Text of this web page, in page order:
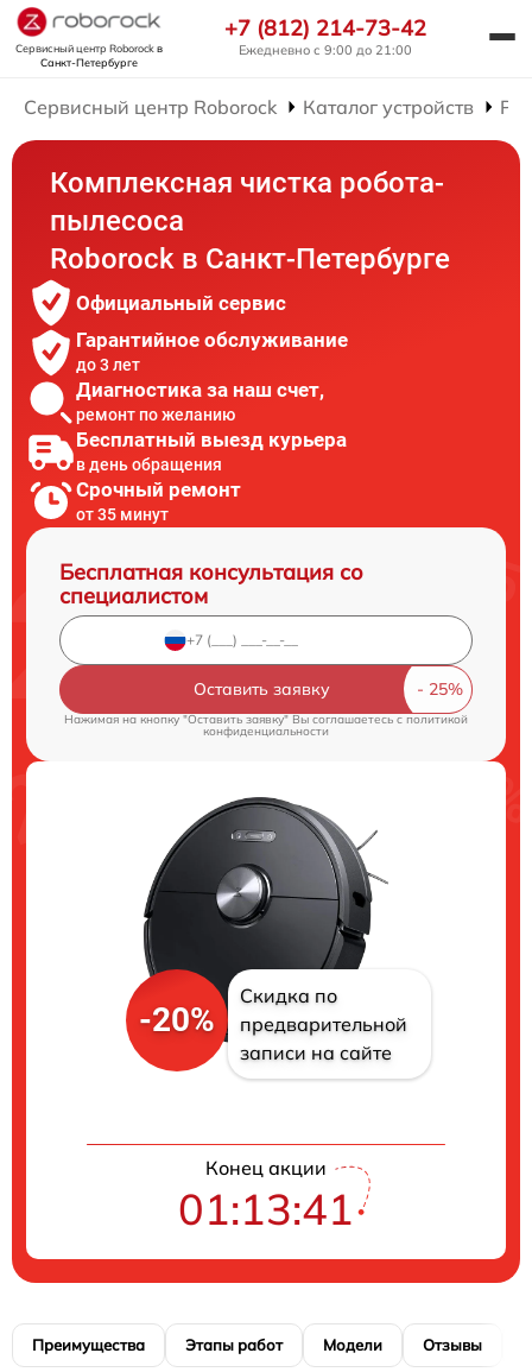
Сервисный центр Roborockв
Санкт-Петербурге
+7 (812) 214-73-42
Ежедневно с 9:00 до 21:00
Сервисный центр Roborock Каталог устройств
Комплексная чистка робота-
пылесоса
Roborock в Санкт-Петербурге
Официальный сервис
Гарантийное обслуживание
до 3 лет
Диагностика за наш счет,
ремонт по желанию
Бесплатный выезд курьера
в день обращения
Срочный ремонт
от 35 минут
Бесплатная консультация со
специалистом
Оставить заявку
Нажимая на кнопку "Оставить заявку" Вы соглашаетесь cполитикой
конфиденциальности
-20%
Скидка по
предварительной
записи на сайте
Конец акции
01:13:40
Преимущества Этапы работ Модели Отзывы